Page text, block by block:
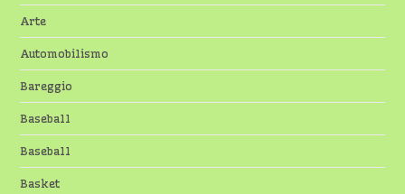
Arte
Automobilismo
Bareggio
Baseball
Baseball
Basket